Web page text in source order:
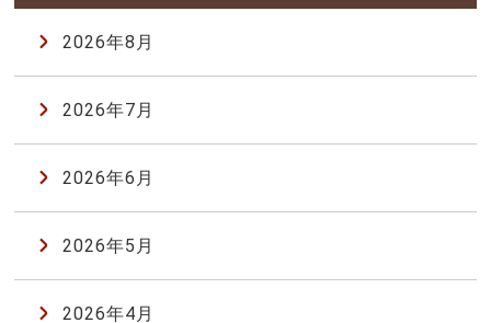
2026年8月
2026年7月
2026年6月
2026年5月
2026年4月